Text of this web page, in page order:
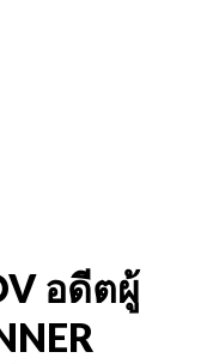
อดีตผู้